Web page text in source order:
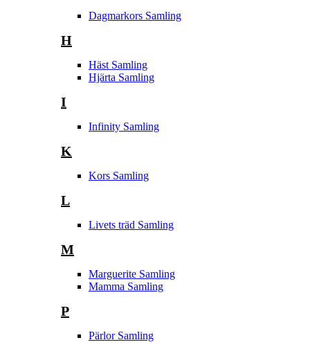
Dagmarkors Samling
H
Häst Samling
Hjärta Samling
I
Infinity Samling
K
Kors Samling
L
Livets träd Samling
M
Marguerite Samling
Mamma Samling
P
Pärlor Samling